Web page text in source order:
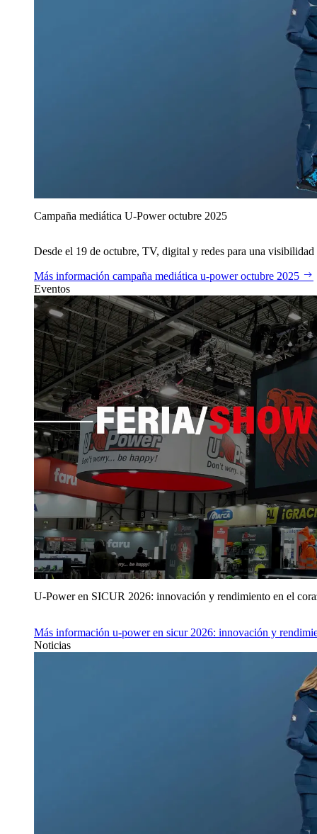
Campaña mediática U‑Power octubre 2025
Desde el 19 de octubre, TV, digital y redes para una
Más información campaña mediática u‑power octubre 2025
Eventos
U‑Power en SICUR 2026: innovación y rendimiento en el
Más información u‑power en sicur 2026: innovación y
Noticias